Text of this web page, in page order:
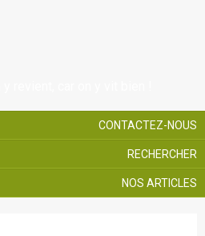
CONTACTEZ-NOUS
RECHERCHER
NOS ARTICLES